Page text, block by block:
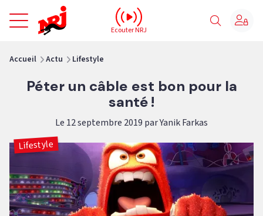
NRJ - Accueil
Ecouter NRJ
Accueil Actu Lifestyle
Péter un câble est bon pour la
santé !
Le 12 septembre 2019 par Yanik Farkas
Lifestyle